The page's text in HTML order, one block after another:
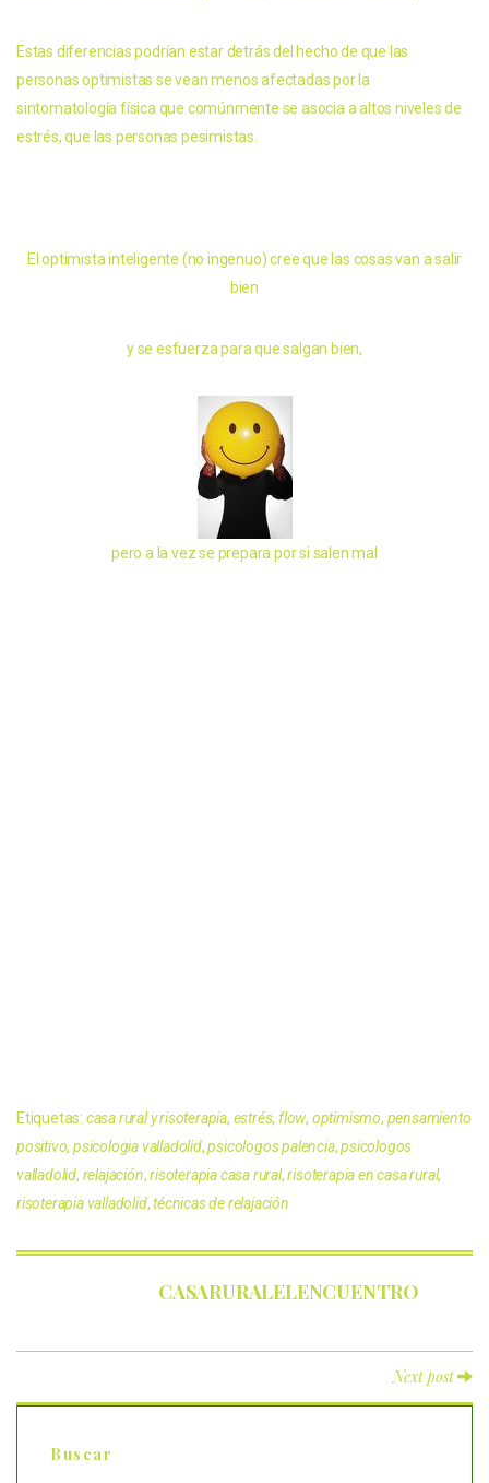
Estas diferencias podrían estar detrás del hecho de que las
personas optimistas se vean menos afectadas por la
sintomatología física que comúnmente se asocia a altos niveles de
estrés, que las personas pesimistas.
El optimista inteligente (no ingenuo) cree que las cosas van a salir
bien
y se esfuerza para que salgan bien,
pero a la vez se prepara por si salen mal
Etiquetas: casa rural y risoterapia, estrés, flow, optimismo, pensamiento
positivo,psicologia valladolid,psicologos palencia,psicologos
valladolid, relajación,risoterapia casa rural,risoterapia en casa rural,
risoterapia valladolid,técnicas de relajación
CASARURALELENCUENTRO
Next post
Buscar